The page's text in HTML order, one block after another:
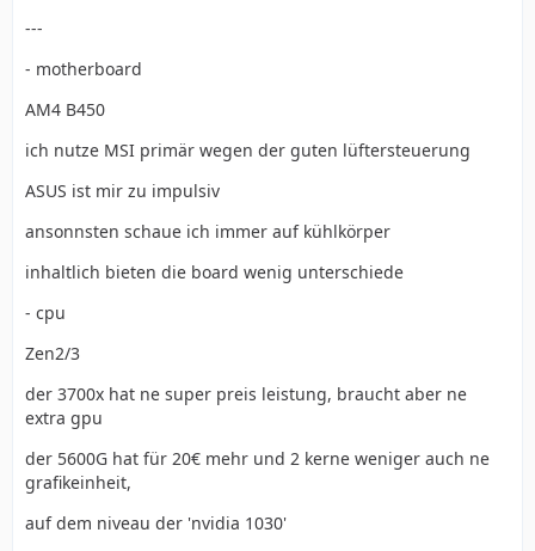
---
- motherboard
AM4 B450
ich nutze MSI primär wegen der guten lüftersteuerung
ASUS ist mir zu impulsiv
ansonnsten schaue ich immer auf kühlkörper
inhaltlich bieten die board wenig unterschiede
- cpu
Zen2/3
der 3700x hat ne super preis leistung, braucht aber ne
extra gpu
der 5600G hat für 20€ mehr und 2 kerne weniger auch ne
grafikeinheit,
auf dem niveau der 'nvidia 1030'